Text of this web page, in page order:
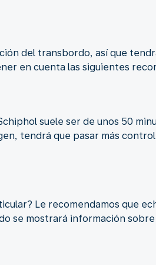
del transbordo, así que
en cuenta las siguientes
suele ser de unos 50
tendrá que pasar más
Le recomendamos que
se mostrará información sobre